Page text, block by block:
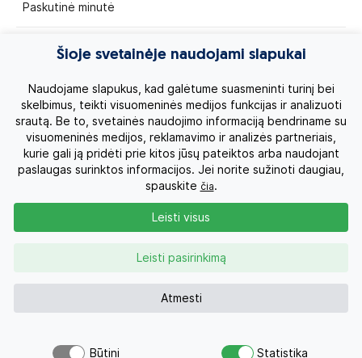
Paskutinė minutė
Egzotinės kelionės
Kruizai
Kelionės po Lietuvą
Apie mus
Privatumo politika
Kontaktai
Šioje svetainėje naudojami slapukai
Naudojame slapukus, kad galėtume suasmeninti turinį bei
skelbimus, teikti visuomeninės medijos funkcijas ir analizuoti
srautą. Be to, svetainės naudojimo informaciją bendriname su
visuomeninės medijos, reklamavimo ir analizės partneriais,
kurie gali ją pridėti prie kitos jūsų pateiktos arba naudojant
paslaugas surinktos informacijos. Jei norite sužinoti daugiau,
spauskite čia.
Atmesti
Leisti pasirinkimą
Leisti visus
Būtini Statistika